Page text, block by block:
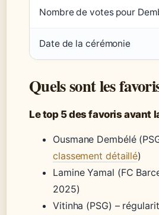
Nombre de votes pour
Date de la cérémonie
Quels sont les
Le top 5 des favoris avant
Ousmane Dembélé
classement détaillé)
Lamine Yamal (FC
2025)
Vitinha (PSG) –